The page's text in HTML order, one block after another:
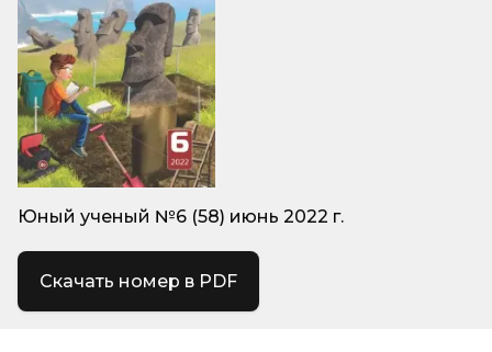
Юный ученый №6 (58) июнь 2022 г.
Скачать номер в PDF